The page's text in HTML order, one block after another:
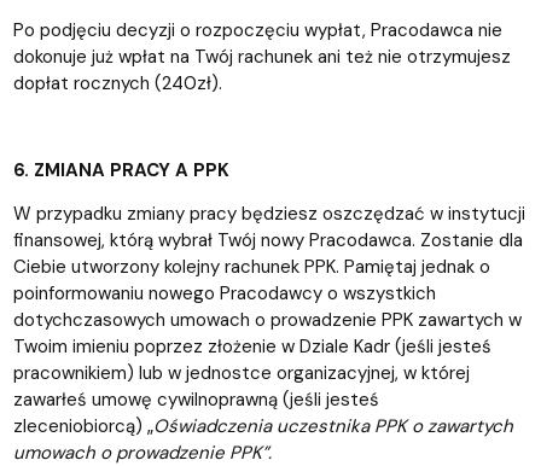
Po podjęciu decyzji o rozpoczęciu wypłat, Pracodawca nie
dokonuje już wpłat na Twój rachunek ani też nie otrzymujesz
dopłat rocznych (240zł).
6. ZMIANA PRACY A PPK
W przypadku zmiany pracy będziesz oszczędzać w instytucji
finansowej, którą wybrał Twój nowy Pracodawca. Zostanie dla
Ciebie utworzony kolejny rachunek PPK. Pamiętaj jednak o
poinformowaniu nowego Pracodawcy o wszystkich
dotychczasowych umowach o prowadzenie PPK zawartych w
Twoim imieniu poprzez złożenie w Dziale Kadr (jeśli jesteś
pracownikiem) lub w jednostce organizacyjnej, w której
zawarłeś umowę cywilnoprawną (jeśli jesteś
zleceniobiorcą) „Oświadczenia uczestnika PPK o zawartych
umowach o prowadzenie PPK”.